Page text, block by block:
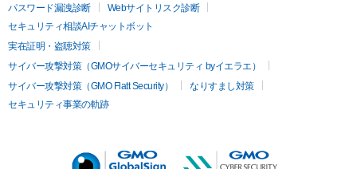
パスワード漏洩診断
Webサイトリスク診断
セキュリティ相談AIチャットボット
実在証明・盗聴対策
サイバー攻撃対策（GMOサイバーセキュリティ byイエラエ）
サイバー攻撃対策（GMO Flatt Security）
なりすまし対策
セキュリティ事業の軌跡